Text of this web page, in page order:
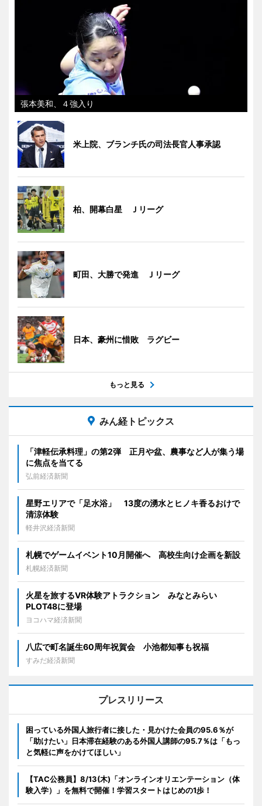
張本美和、４強入り
米上院、ブランチ氏の司法長官人事承認
柏、開幕白星 Ｊリーグ
町田、大勝で発進 Ｊリーグ
日本、豪州に惜敗 ラグビー
もっと見る
みん経トピックス
「津軽伝承料理」の第2弾 正月や盆、農事など人が集う場
に焦点を当てる
弘前経済新聞
星野エリアで「足水浴」 13度の湧水とヒノキ香るおけで
清涼体験
軽井沢経済新聞
札幌でゲームイベント10月開催へ 高校生向け企画を新設
札幌経済新聞
火星を旅するVR体験アトラクション みなとみらい
PLOT48に登場
ヨコハマ経済新聞
八広で町名誕生60周年祝賀会 小池都知事も祝福
すみだ経済新聞
プレスリリース
困っている外国人旅行者に接した・見かけた会員の95.6％が
「助けたい」日本滞在経験のある外国人講師の95.7％は「もっ
と気軽に声をかけてほしい」
【TAC公務員】8/13(木)「オンラインオリエンテーション（体
験入学）」を無料で開催！学習スタートはじめの1歩！